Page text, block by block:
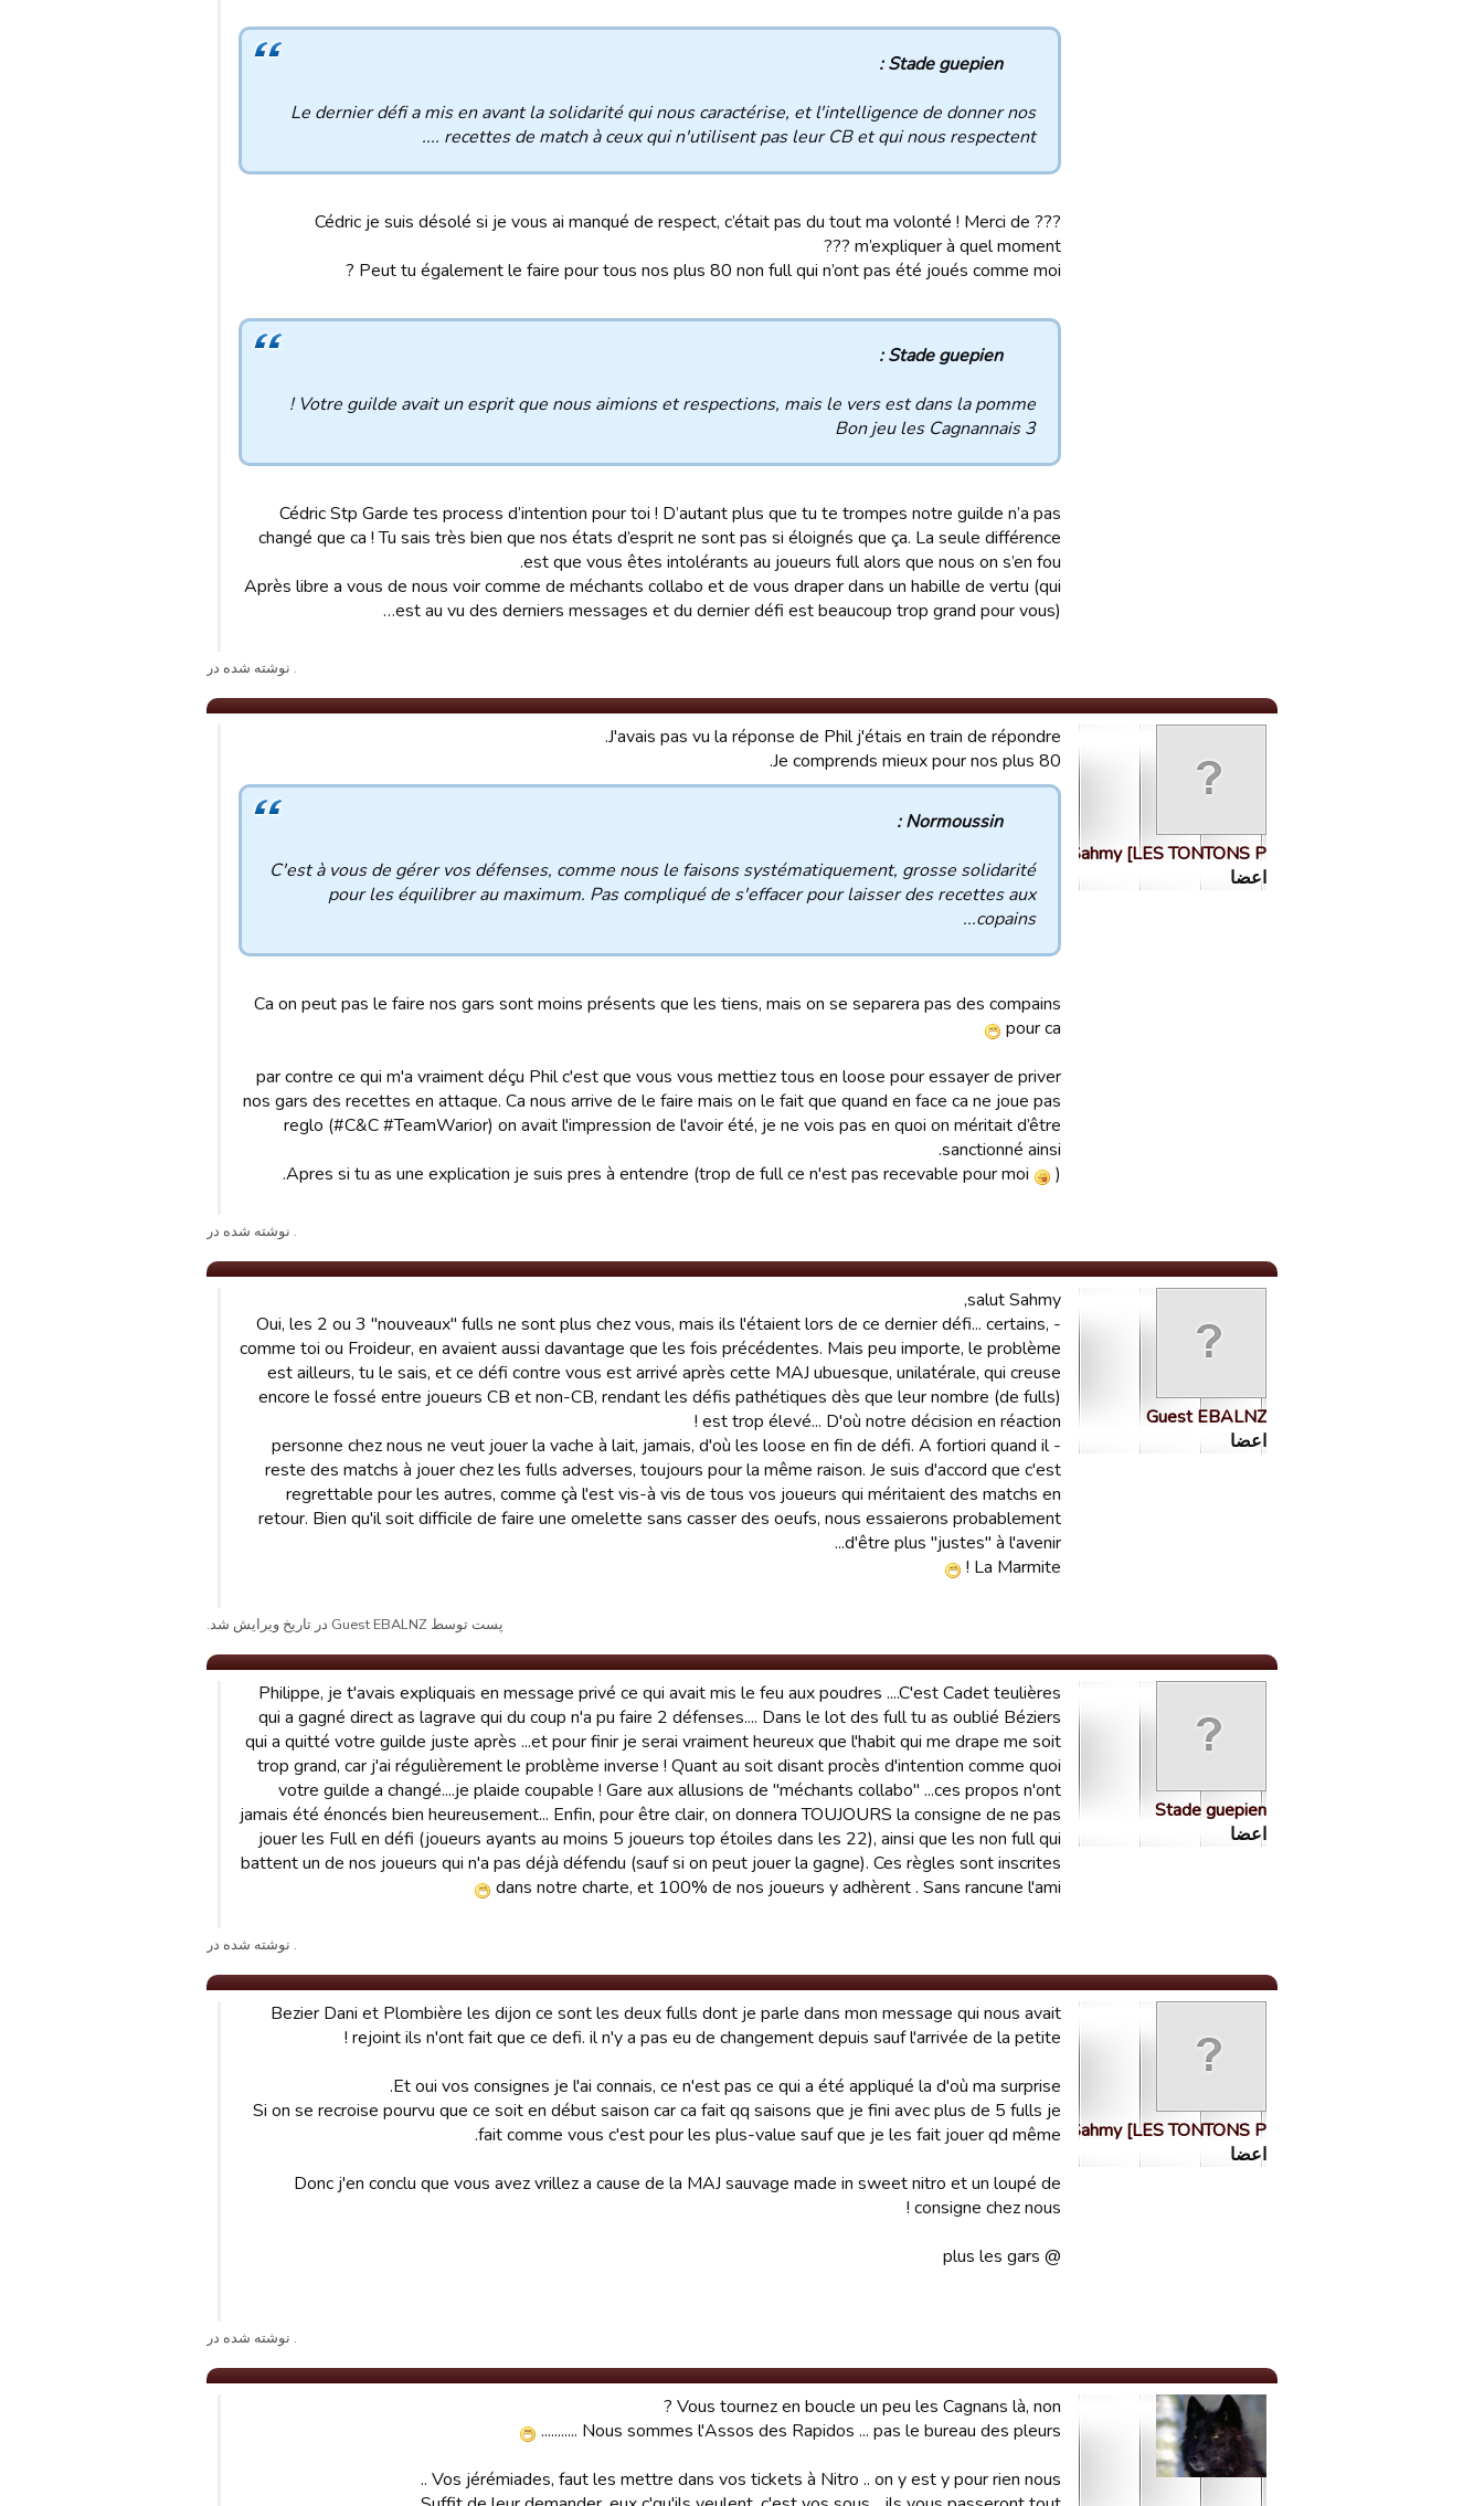
Stade guepien :
Le dernier défi a mis en avant la solidarité qui nous caractérise, et l'intelligence de donner nos
recettes de match à ceux qui n'utilisent pas leur CB et qui nous respectent ....
??? Cédric je suis désolé si je vous ai manqué de respect, c’était pas du tout ma volonté ! Merci de
m’expliquer à quel moment ???
Peut tu également le faire pour tous nos plus 80 non full qui n’ont pas été joués comme moi ?
Stade guepien :
Votre guilde avait un esprit que nous aimions et respections, mais le vers est dans la pomme !
Bon jeu les Cagnannais 3
Cédric Stp Garde tes process d’intention pour toi ! D’autant plus que tu te trompes notre guilde n’a pas
changé que ca ! Tu sais très bien que nos états d’esprit ne sont pas si éloignés que ça. La seule différence
est que vous êtes intolérants au joueurs full alors que nous on s’en fou.
Après libre a vous de nous voir comme de méchants collabo et de vous draper dans un habille de vertu (qui
est au vu des derniers messages et du dernier défi est beaucoup trop grand pour vous)…
. نوشته شده در
Sahmy [LES TONTONS P…
اعضا
J'avais pas vu la réponse de Phil j'étais en train de répondre.
Je comprends mieux pour nos plus 80.
Normoussin :
C'est à vous de gérer vos défenses, comme nous le faisons systématiquement, grosse solidarité
pour les équilibrer au maximum. Pas compliqué de s'effacer pour laisser des recettes aux
copains...
Ca on peut pas le faire nos gars sont moins présents que les tiens, mais on se separera pas des compains
pour ca
par contre ce qui m'a vraiment déçu Phil c'est que vous vous mettiez tous en loose pour essayer de priver
nos gars des recettes en attaque. Ca nous arrive de le faire mais on le fait que quand en face ca ne joue pas
reglo (#C&C #TeamWarior) on avait l'impression de l'avoir été, je ne vois pas en quoi on méritait d’être
sanctionné ainsi.
Apres si tu as une explication je suis pres à entendre (trop de full ce n'est pas recevable pour moi
).
. نوشته شده در
Guest EBALNZ
اعضا
salut Sahmy,
- Oui, les 2 ou 3 "nouveaux" fulls ne sont plus chez vous, mais ils l'étaient lors de ce dernier défi... certains,
comme toi ou Froideur, en avaient aussi davantage que les fois précédentes. Mais peu importe, le problème
est ailleurs, tu le sais, et ce défi contre vous est arrivé après cette MAJ ubuesque, unilatérale, qui creuse
encore le fossé entre joueurs CB et non-CB, rendant les défis pathétiques dès que leur nombre (de fulls)
est trop élevé... D'où notre décision en réaction !
- personne chez nous ne veut jouer la vache à lait, jamais, d'où les loose en fin de défi. A fortiori quand il
reste des matchs à jouer chez les fulls adverses, toujours pour la même raison. Je suis d'accord que c'est
regrettable pour les autres, comme çà l'est vis-à vis de tous vos joueurs qui méritaient des matchs en
retour. Bien qu'il soit difficile de faire une omelette sans casser des oeufs, nous essaierons probablement
d'être plus "justes" à l'avenir...
La Marmite !
پست توسط Guest EBALNZ در تاریخ ویرایش شد.
Stade guepien
اعضا
Philippe, je t'avais expliquais en message privé ce qui avait mis le feu aux poudres ....C'est Cadet teulières
qui a gagné direct as lagrave qui du coup n'a pu faire 2 défenses.... Dans le lot des full tu as oublié Béziers
qui a quitté votre guilde juste après ...et pour finir je serai vraiment heureux que l'habit qui me drape me soit
trop grand, car j'ai régulièrement le problème inverse ! Quant au soit disant procès d'intention comme quoi
votre guilde a changé....je plaide coupable ! Gare aux allusions de "méchants collabo" ...ces propos n'ont
jamais été énoncés bien heureusement... Enfin, pour être clair, on donnera TOUJOURS la consigne de ne pas
jouer les Full en défi (joueurs ayants au moins 5 joueurs top étoiles dans les 22), ainsi que les non full qui
battent un de nos joueurs qui n'a pas déjà défendu (sauf si on peut jouer la gagne). Ces règles sont inscrites
dans notre charte, et 100% de nos joueurs y adhèrent . Sans rancune l'ami
. نوشته شده در
Sahmy [LES TONTONS P…
اعضا
Bezier Dani et Plombière les dijon ce sont les deux fulls dont je parle dans mon message qui nous avait
rejoint ils n'ont fait que ce defi. il n'y a pas eu de changement depuis sauf l'arrivée de la petite !
Et oui vos consignes je l'ai connais, ce n'est pas ce qui a été appliqué la d'où ma surprise.
Si on se recroise pourvu que ce soit en début saison car ca fait qq saisons que je fini avec plus de 5 fulls je
fait comme vous c'est pour les plus-value sauf que je les fait jouer qd même.
Donc j'en conclu que vous avez vrillez a cause de la MAJ sauvage made in sweet nitro et un loupé de
consigne chez nous !
@ plus les gars
. نوشته شده در
Vous tournez en boucle un peu les Cagnans là, non ?
Nous sommes l'Assos des Rapidos ... pas le bureau des pleurs ...........
Vos jérémiades, faut les mettre dans vos tickets à Nitro .. on y est y pour rien nous ..